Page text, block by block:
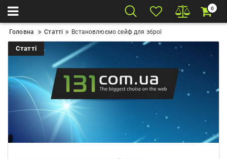
0
Головна Статті Встановлюємо сейф для зброї
Статті